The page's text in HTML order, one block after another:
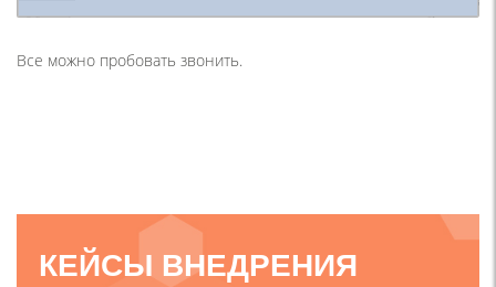
Все можно пробовать звонить.
КЕЙСЫ ВНЕДРЕНИЯ